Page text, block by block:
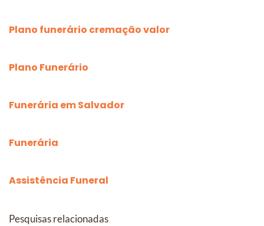
Plano funerário cremação valor
Plano Funerário
Funerária em Salvador
Funerária
Assistência Funeral
Pesquisas relacionadas